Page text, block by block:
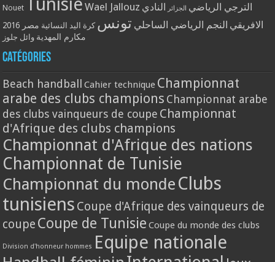
Nouet Tunisie Wael Jallouz الترجي الرياضي الجزائر النادي
الافريقي النجم الرياضي الساحلي تونس كرة اليد النسائية مصر 2016
مكارم المهدية وائل جلوز
Catégories
Beach handball Cahier technique Championnat
arabe des clubs champions Championnat arabe
des clubs vainqueurs de coupe Championnat
d'Afrique des clubs champions
Championnat d'Afrique des nations
Championnat de Tunisie
Championnat du monde Clubs
tunisiens Coupe d'Afrique des vainqueurs de
coupe Coupe de Tunisie Coupe du monde des clubs
Division d'honneur hommes Equipe nationale